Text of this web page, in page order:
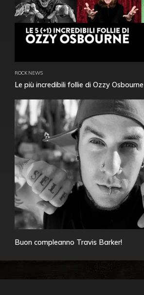
ROCK NEWS
Le più incredibili follie di Ozzy Osbourne
Buon compleanno Travis Barker!